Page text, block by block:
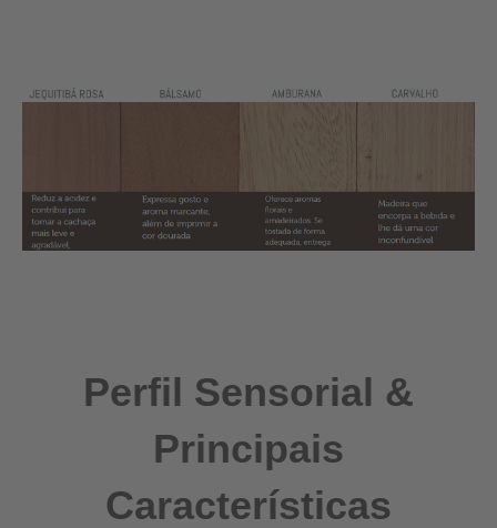
Perfil Sensorial &
Principais
Características